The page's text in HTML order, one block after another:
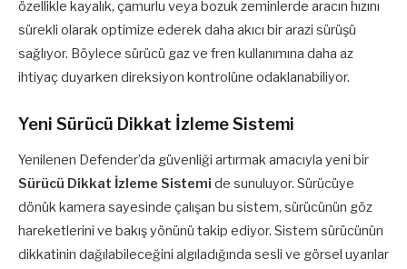
özellikle kayalık, çamurlu veya bozuk zeminlerde aracın hızını
sürekli olarak optimize ederek daha akıcı bir arazi sürüşü
sağlıyor. Böylece sürücü gaz ve fren kullanımına daha az
ihtiyaç duyarken direksiyon kontrolüne odaklanabiliyor.
Yeni Sürücü Dikkat İzleme Sistemi
Yenilenen Defender’da güvenliği artırmak amacıyla yeni bir
Sürücü Dikkat İzleme Sistemi de sunuluyor. Sürücüye
dönük kamera sayesinde çalışan bu sistem, sürücünün göz
hareketlerini ve bakış yönünü takip ediyor. Sistem sürücünün
dikkatinin dağılabileceğini algıladığında sesli ve görsel uyarılar